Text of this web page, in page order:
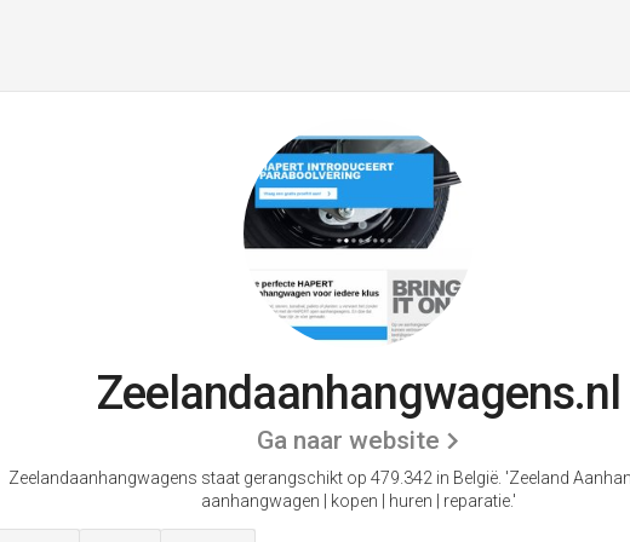
Zeelandaanhangwagens.nl
Ga naar website
Zeelandaanhangwagens staat gerangschikt op 479.342 in België. 'Zeeland
aanhangwagen | kopen | huren | reparatie.'